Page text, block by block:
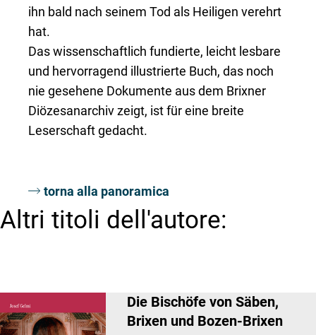
ihn bald nach seinem Tod als Heiligen verehrt
hat.
Das wissenschaftlich fundierte, leicht lesbare
und hervorragend illustrierte Buch, das noch
nie gesehene Dokumente aus dem Brixner
Diözesanarchiv zeigt, ist für eine breite
Leserschaft gedacht.
torna alla panoramica
Altri titoli dell'autore:
Die Bischöfe von Säben,
Brixen und Bozen-Brixen